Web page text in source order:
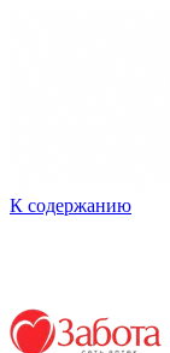
К содержанию